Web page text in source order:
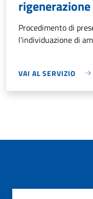
Procedimento di
l'individuazione di
VAI AL SERVIZIO